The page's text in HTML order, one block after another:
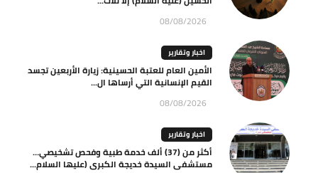
08/08/2026
اخبار وتقارير
الأمين العام للعتبة الحسينية: زيارة الأربعين تجسد
القيم الإنسانية التي أرساها ال...
08/08/2026
اخبار وتقارير
أكثر من (37) ألف خدمة طبية وفحص تشخيصي…
مستشفى السيدة خديجة الكبرى (عليها السلام...